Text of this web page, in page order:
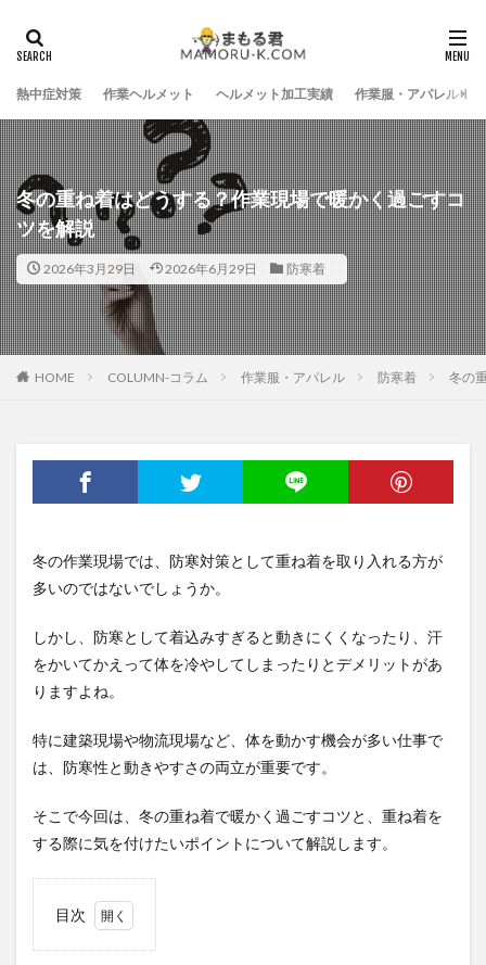
熱中症対策 作業ヘルメット ヘルメット加工実績 作業服・アパレル
冬の重ね着はどうする？作業現場で暖かく過ごすコ
ツを解説
2026年3月29日 2026年6月29日 防寒着
HOME COLUMN-コラム 作業服・アパレル 防寒着 冬の
冬の作業現場では、防寒対策として重ね着を取り入れる方が
多いのではないでしょうか。
しかし、防寒として着込みすぎると動きにくくなったり、汗
をかいてかえって体を冷やしてしまったりとデメリットがあ
りますよね。
特に建築現場や物流現場など、体を動かす機会が多い仕事で
は、防寒性と動きやすさの両立が重要です。
そこで今回は、冬の重ね着で暖かく過ごすコツと、重ね着を
する際に気を付けたいポイントについて解説します。
目次